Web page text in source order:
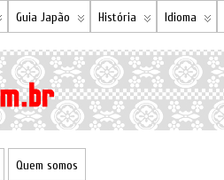
Guia Japão História Idioma
Quem somos